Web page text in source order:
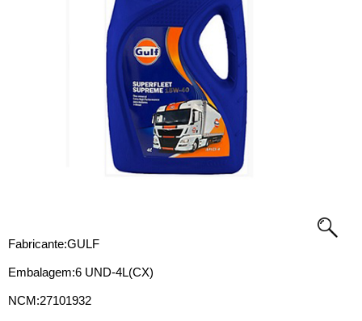
Fabricante:GULF
Embalagem:6 UND-4L(CX)
NCM:27101932